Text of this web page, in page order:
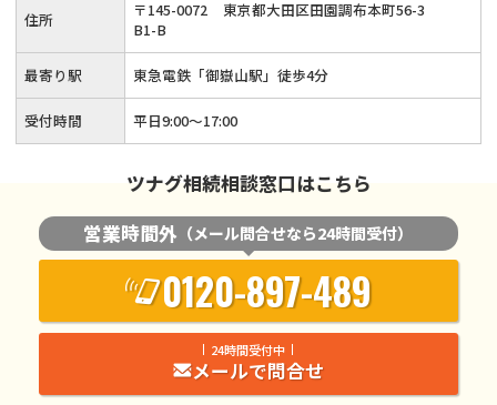
住所 〒145-0072
東京都大田区田園調布本町56-3
B1-B
最寄り駅 東急電鉄「御嶽山駅」徒歩4分
受付時間 平日9:00〜17:00
ツナグ相続相談窓口はこちら
営業時間外 （メール問合せなら24時間受付）
0120-897-489
24時間受付中
メールで問合せ